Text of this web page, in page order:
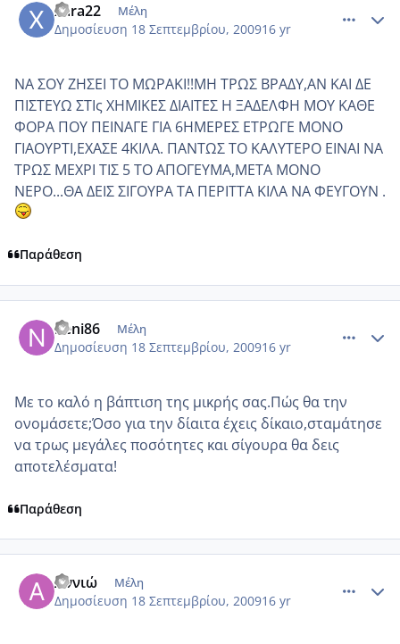
xara22 Μέλη
Δημοσίευση 18 Σεπτεμβρίου, 200916 yr
ΝΑ ΣΟΥ ΖΗΣΕΙ ΤΟ ΜΩΡΑΚΙ!!ΜΗ ΤΡΩΣ ΒΡΑΔΥ,ΑΝ ΚΑΙ ΔΕ
ΠΙΣΤΕΥΩ ΣΤΙς ΧΗΜΙΚΕΣ ΔΙΑΙΤΕΣ Η ΞΑΔΕΛΦΗ ΜΟΥ ΚΑΘΕ
ΦΟΡΑ ΠΟΥ ΠΕΙΝΑΓΕ ΓΙΑ 6ΗΜΕΡΕΣ ΕΤΡΩΓΕ ΜΟΝΟ
ΓΙΑΟΥΡΤΙ,ΕΧΑΣΕ 4ΚΙΛΑ. ΠΑΝΤΩΣ ΤΟ ΚΑΛΥΤΕΡΟ ΕΙΝΑΙ ΝΑ
ΤΡΩΣ ΜΕΧΡΙ ΤΙΣ 5 ΤΟ ΑΠΟΓΕΥΜΑ,ΜΕΤΑ ΜΟΝΟ
ΝΕΡΟ...ΘΑ ΔΕΙΣ ΣΙΓΟΥΡΑ ΤΑ ΠΕΡΙΤΤΑ ΚΙΛΑ ΝΑ ΦΕΥΓΟΥΝ .
Παράθεση
neni86 Μέλη
Δημοσίευση 18 Σεπτεμβρίου, 200916 yr
Με το καλό η βάπτιση της μικρής σας.Πώς θα την
ονομάσετε;Όσο για την δίαιτα έχεις δίκαιο,σταμάτησε
να τρως μεγάλες ποσότητες και σίγουρα θα δεις
αποτελέσματα!
Παράθεση
Αννιώ Μέλη
Δημοσίευση 18 Σεπτεμβρίου, 200916 yr